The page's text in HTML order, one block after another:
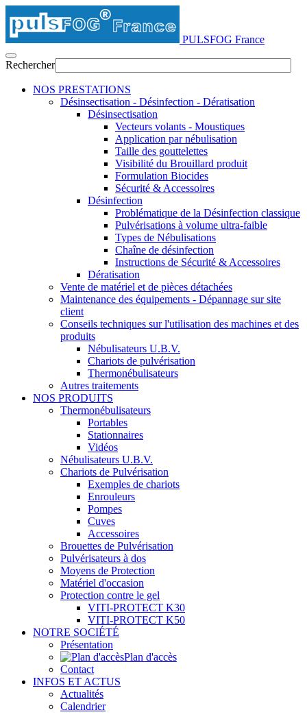
PULSFOG France
Rechercher
NOS PRESTATIONS
Désinsectisation - Désinfection - Dératisation
Désinsectisation
Vecteurs volants - Moustiques
Application par nébulisation
Taille des gouttelettes
Visibilité du Brouillard produit
Formulation Biocides
Sécurité & Accessoires
Désinfection
Problématique de la Désinfection classique
Pulvérisations à volume ultra-faible
Types de Nébulisations
Chaîne de désinfection
Instructions de Sécurité & Accessoires
Dératisation
Vente de matériel et de pièces détachées
Maintenance des équipements - Dépannage sur site
client
Conseils techniques sur l'utilisation des machines et des
produits
Nébulisateurs U.B.V.
Chariots de pulvérisation
Thermonébulisateurs
Autres traitements
NOS PRODUITS
Thermonébulisateurs
Portables
Stationnaires
Vidéos
Nébulisateurs U.B.V.
Chariots de Pulvérisation
Exemples de chariots
Enrouleurs
Pompes
Cuves
Accessoires
Brouettes de Pulvérisation
Pulvérisateurs à dos
Moyens de Protection
Matériel d'occasion
Protection contre le gel
VITI-PROTECT K30
VITI-PROTECT K50
NOTRE SOCIÉTÉ
Présentation
Plan d'accès
Contact
INFOS ET ACTUS
Actualités
Calendrier